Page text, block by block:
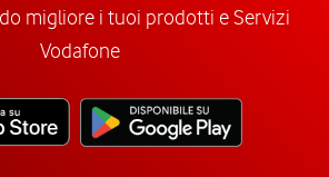
migliore i tuoi prodotti e Servizi
Vodafone